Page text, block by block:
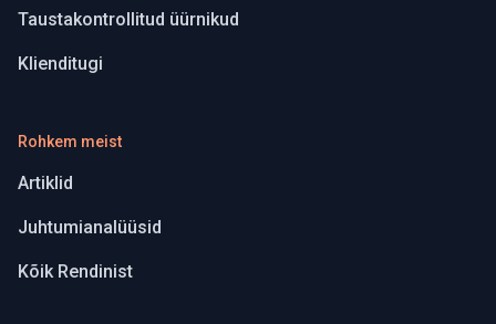
Taustakontrollitud üürnikud
Klienditugi
Rohkem meist
Artiklid
Juhtumianalüüsid
Kõik Rendinist